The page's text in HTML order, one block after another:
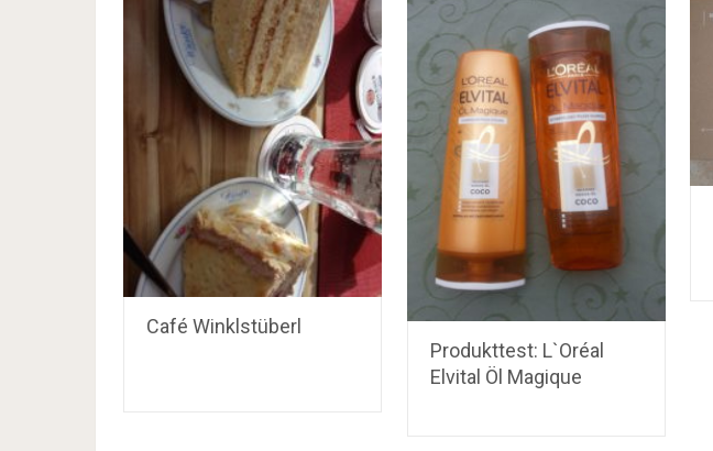
Café Winklstüberl
Produkttest: L`Oréal
Elvital Öl Magique